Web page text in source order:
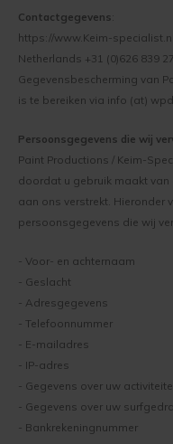
Keim mineraalverf
Bakstenen muur verven
Gestucte muur verven
Gipsplaten verven
Plafond verven
Hout binnen verven
Kelder verven
Kaleien
Keim Kleurenwaaier RAL
Keim Edition Historisch
Keim Optil Monochrome
Keim Soldalan kleuren
Keim Innostar kleuren
Concreton Black betonverf
Biosil
Soliprim
Athenit-Lucente
Concreton-C
Concreton-Lasur
Contact-Plus
Concreton-W
Design Lasur
Vragen over het Kopen
Veel Gestelde Vragen
Retour
Contactgegevens:
https://www.Keim-
Netherlands +31 (0)626 839
Gegevensbescherming van
is te bereiken via info (at)
Persoonsgegevens die wij
Paint Productions / Keim-
doordat u gebruik maakt
aan ons verstrekt. Hieronder
persoonsgegevens die wij
- Voor- en achternaam
- Geslacht
- Adresgegevens
- Telefoonnummer
- E-mailadres
- IP-adres
- Gegevens over uw
- Gegevens over uw
- Bankrekeningnummer